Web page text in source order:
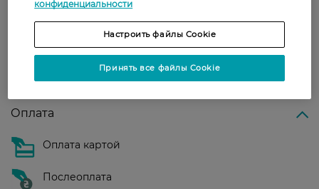
Стоимость доставки – 79 грн, бесплатная
доставка от – 599 грн
Стоимость доставки – 0 грн
Оплата
Оплата картой
Послеоплата
конфиденциальности
Настроить файлы Cookie
Принять все файлы Cookie